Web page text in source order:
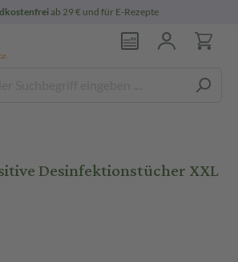
ab 29 € und für E-Rezepte
Desinfektionstücher XXL